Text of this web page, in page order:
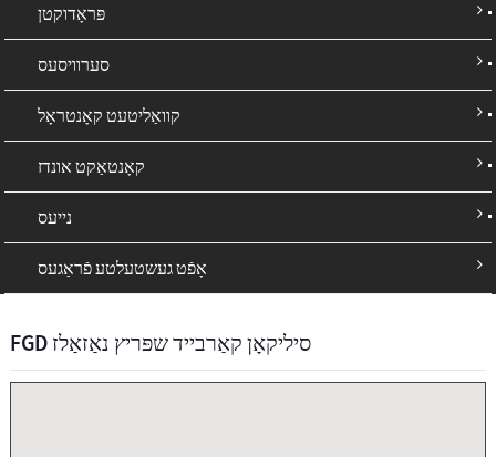
פּראָדוקטן
סערוויסעס
קוואַליטעט קאָנטראָל
קאָנטאַקט אונדז
נייעס
אָפֿט געשטעלטע פֿראַגעס
FGD סיליקאָן קאַרבייד שפּריץ נאַזאַלז